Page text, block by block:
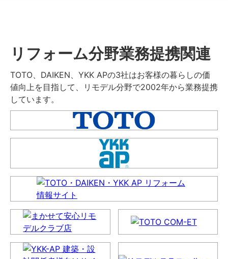
リフォーム分野業務提携関連
TOTO、DAIKEN、YKK APの3社はお客様の暮らしの価
値向上を目指して、リモデル分野で2002年から業務提携
しています。